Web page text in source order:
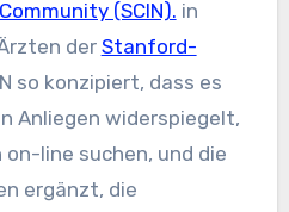
(SCIN). in
derStanford-
so konzipiert, dass es
Anliegen widerspiegelt,
line suchen, und die
ergänzt, die